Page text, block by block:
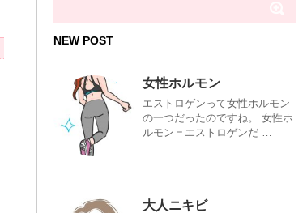
NEW POST
女性ホルモン
エストロゲンって女性ホルモン
の一つだったのですね。 女性ホ
ルモン＝エストロゲンだ …
大人ニキビ